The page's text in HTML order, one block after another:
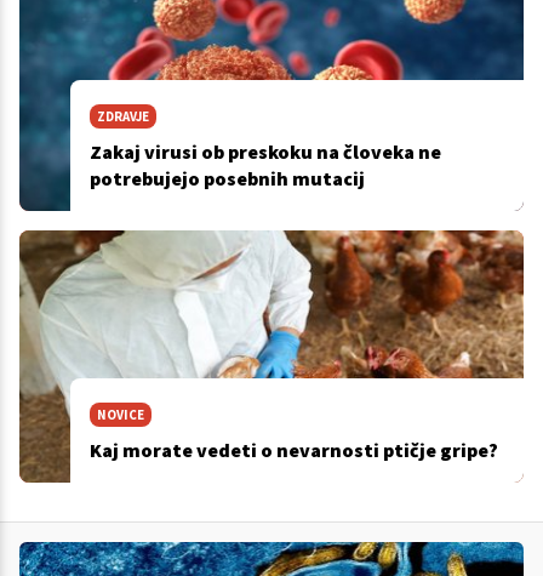
ZDRAVJE
Zakaj virusi ob preskoku na človeka ne
potrebujejo posebnih mutacij
NOVICE
Kaj morate vedeti o nevarnosti ptičje gripe?